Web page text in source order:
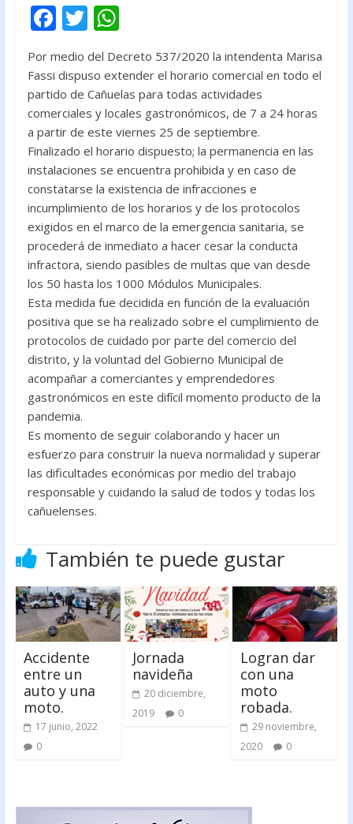
F
ac
e
b
o
o
k
T
w
itt
er
W
at
s
A
p
p
Por medio del Decreto 537/2020 la intendenta Marisa
Fassi dispuso extender el horario comercial en todo el
partido de Cañuelas para todas actividades
comerciales y locales gastronómicos, de 7 a 24 horas
a partir de este viernes 25 de septiembre.
Finalizado el horario dispuesto; la permanencia en las
instalaciones se encuentra prohibida y en caso de
constatarse la existencia de infracciones e
incumplimiento de los horarios y de los protocolos
exigidos en el marco de la emergencia sanitaria, se
procederá de inmediato a hacer cesar la conducta
infractora, siendo pasibles de multas que van desde
los 50 hasta los 1000 Módulos Municipales.
Esta medida fue decidida en función de la evaluación
positiva que se ha realizado sobre el cumplimiento de
protocolos de cuidado por parte del comercio del
distrito, y la voluntad del Gobierno Municipal de
acompañar a comerciantes y emprendedores
gastronómicos en este difícil momento producto de la
pandemia.
Es momento de seguir colaborando y hacer un
esfuerzo para construir la nueva normalidad y superar
las dificultades económicas por medio del trabajo
responsable y cuidando la salud de todos y todas los
cañuelenses.
También te puede gustar
Accidente
entre un
auto y una
moto.
17 junio, 2022
0
Jornada
navideña
20 diciembre,
2019
0
Logran dar
con una
moto
robada.
29 noviembre,
2020
0